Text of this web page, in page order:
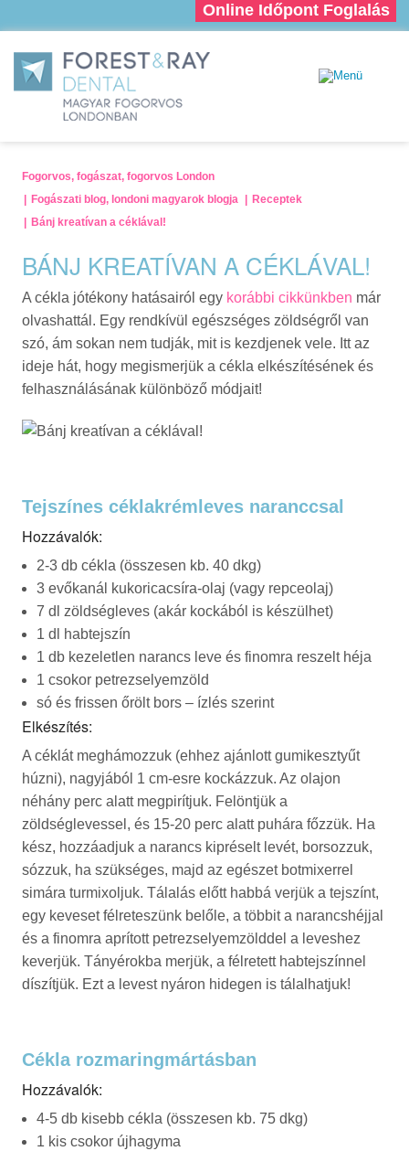
Online Időpont Foglalás
Fogorvos, fogászat, fogorvos London
Fogászati blog, londoni magyarok blogja
Receptek
Bánj kreatívan a céklával!
BÁNJ KREATÍVAN A CÉKLÁVAL!
A cékla jótékony hatásairól egy korábbi cikkünkben már
olvashattál. Egy rendkívül egészséges zöldségről van
szó, ám sokan nem tudják, mit is kezdjenek vele. Itt az
ideje hát, hogy megismerjük a cékla elkészítésének és
felhasználásának különböző módjait!
Tejszínes céklakrémleves naranccsal
Hozzávalók:
2-3 db cékla (összesen kb. 40 dkg)
3 evőkanál kukoricacsíra-olaj (vagy repceolaj)
7 dl zöldségleves (akár kockából is készülhet)
1 dl habtejszín
1 db kezeletlen narancs leve és finomra reszelt héja
1 csokor petrezselyemzöld
só és frissen őrölt bors – ízlés szerint
Elkészítés:
A céklát meghámozzuk (ehhez ajánlott gumikesztyűt
húzni), nagyjából 1 cm-esre kockázzuk. Az olajon
néhány perc alatt megpirítjuk. Felöntjük a
zöldséglevessel, és 15-20 perc alatt puhára főzzük. Ha
kész, hozzáadjuk a narancs kipréselt levét, borsozzuk,
sózzuk, ha szükséges, majd az egészet botmixerrel
simára turmixoljuk. Tálalás előtt habbá verjük a tejszínt,
egy keveset félreteszünk belőle, a többit a narancshéjjal
és a finomra aprított petrezselyemzölddel a leveshez
keverjük. Tányérokba merjük, a félretett habtejszínnel
díszítjük. Ezt a levest nyáron hidegen is tálalhatjuk!
Cékla rozmaringmártásban
Hozzávalók:
4-5 db kisebb cékla (összesen kb. 75 dkg)
1 kis csokor újhagyma